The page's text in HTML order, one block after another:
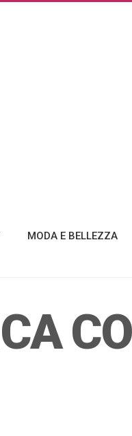
MODA E BELLEZZA